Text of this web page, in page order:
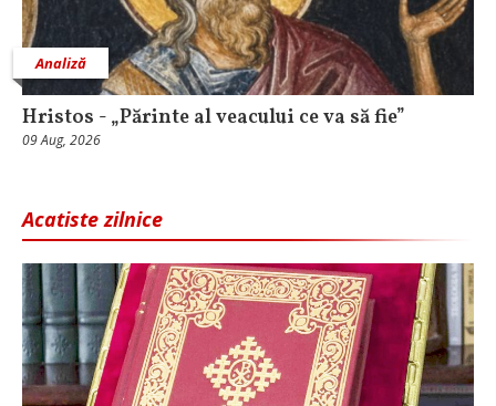
Analiză
Hristos - „Părinte al veacului ce va să fie”
09 Aug, 2026
Acatiste zilnice